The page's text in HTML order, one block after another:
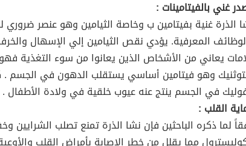
غني بالفيتامينات :
الذرة غنية بفيتامين ب وخاصة الثيامين وهو عنصر
المعرفية. يؤدي نقص الثيامين إلي الإسهال
يعاني من الأشخاص الذين يعانوا من سوء التغذية
وهو فيتامين أساسي يستقلب الدهون في
في الجسم ينتج عنه عيوب خلقية في ولادة الأطفال .
القلب :
لما ذكره الباحثين فإن نشا الذرة تمنع تصلب
مما يقلل من خطر الإصابة بأمراض القلب